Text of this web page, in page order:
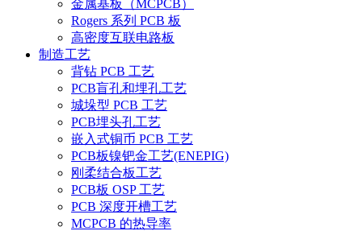
金属基板（MCPCB）
Rogers 系列 PCB 板
高密度互联电路板
制造工艺
背钻 PCB 工艺
PCB盲孔和埋孔工艺
城垛型 PCB 工艺
PCB埋头孔工艺
嵌入式铜币 PCB 工艺
PCB板镍钯金工艺(ENEPIG)
刚柔结合板工艺
PCB板 OSP 工艺
PCB 深度开槽工艺
MCPCB 的热导率